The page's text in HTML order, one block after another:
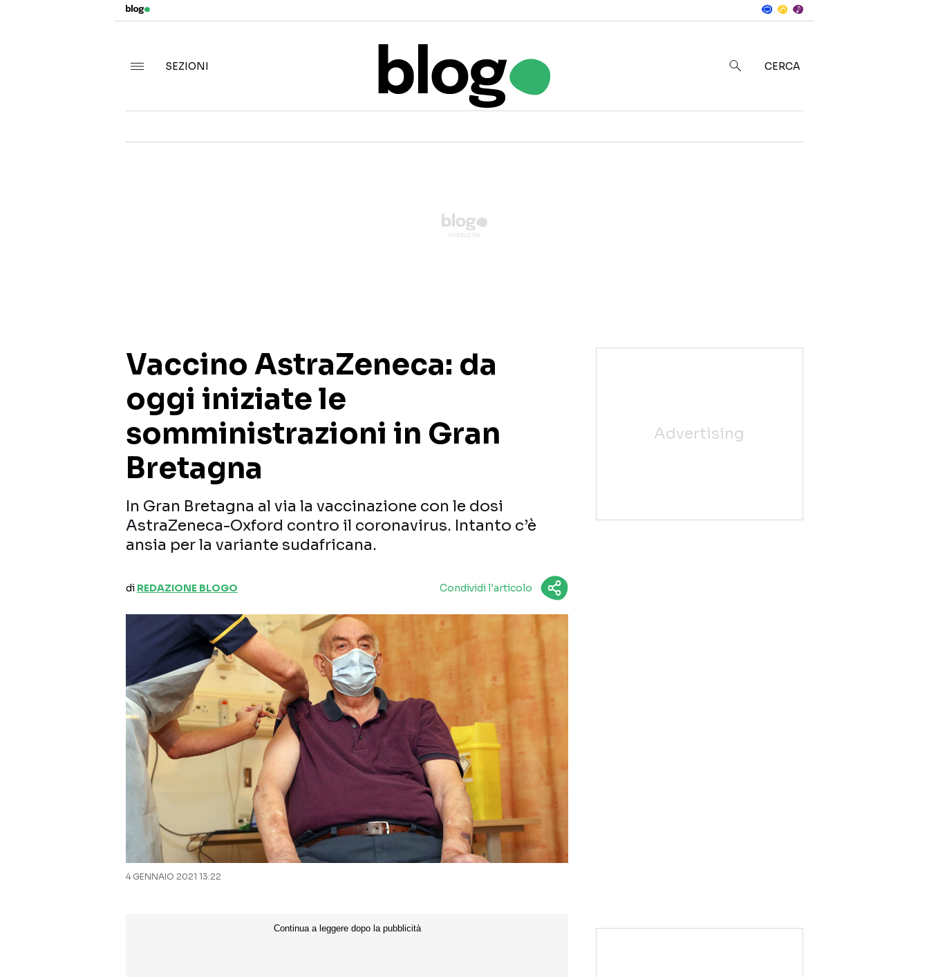
SEZIONI
CERCA
Vaccino AstraZeneca: da
oggi iniziate le
somministrazioni in Gran
Bretagna
In Gran Bretagna al via la vaccinazione con le dosi
AstraZeneca-Oxford contro il coronavirus. Intanto c’è
ansia per la variante sudafricana.
di REDAZIONE BLOGO Condividi l'articolo
4 GENNAIO 2021 13:22